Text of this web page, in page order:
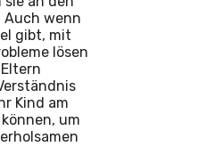
wenn
gibt, mit
lösen
Kind am
um